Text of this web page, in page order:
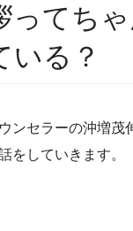
ってち
いる？
ンセラーの沖増
をしていきます。